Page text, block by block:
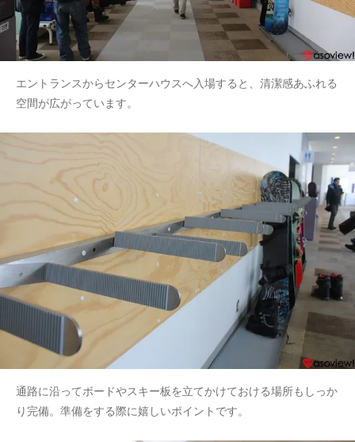
エントランスからセンターハウスへ入場すると、清潔感あふれる
空間が広がっています。
通路に沿ってボードやスキー板を立てかけておける場所もしっか
り完備。準備をする際に嬉しいポイントです。